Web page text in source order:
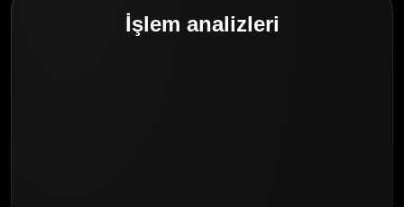
İşlem analizleri